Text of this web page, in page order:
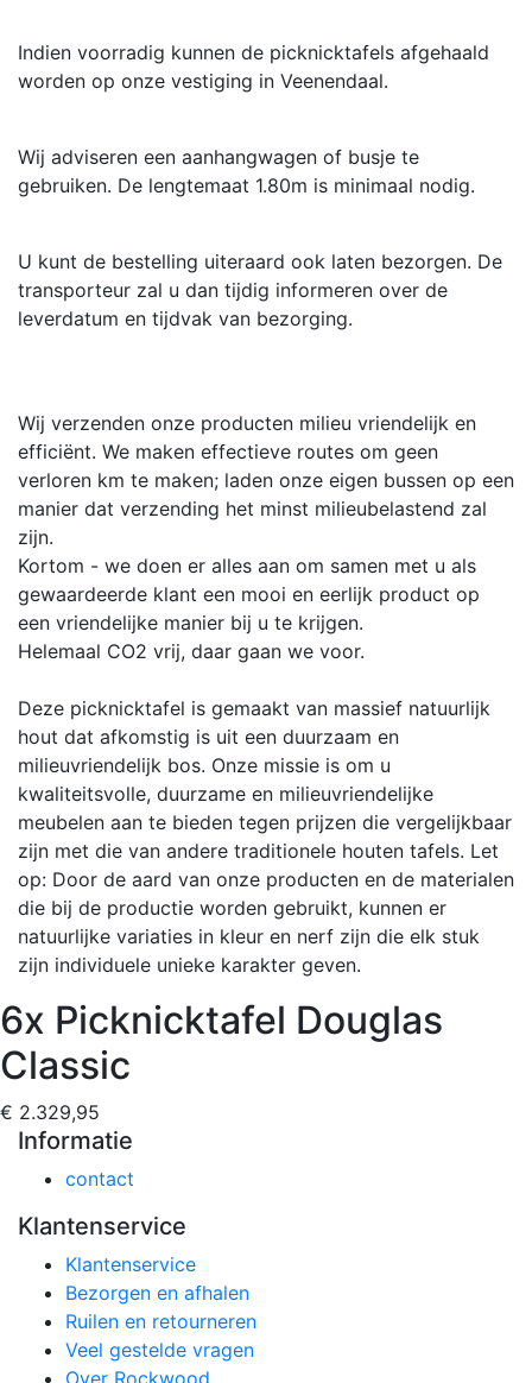
Indien voorradig kunnen de picknicktafels afgehaald
worden op onze vestiging in Veenendaal.
Wij adviseren een aanhangwagen of busje te
gebruiken. De lengtemaat 1.80m is minimaal nodig.
U kunt de bestelling uiteraard ook laten bezorgen. De
transporteur zal u dan tijdig informeren over de
leverdatum en tijdvak van bezorging.
Wij verzenden onze producten milieu vriendelijk en
efficiënt. We maken effectieve routes om geen
verloren km te maken; laden onze eigen bussen op een
manier dat verzending het minst milieubelastend zal
zijn.
Kortom - we doen er alles aan om samen met u als
gewaardeerde klant een mooi en eerlijk product op
een vriendelijke manier bij u te krijgen.
Helemaal CO2 vrij, daar gaan we voor.
Deze picknicktafel is gemaakt van massief natuurlijk
hout dat afkomstig is uit een duurzaam en
milieuvriendelijk bos. Onze missie is om u
kwaliteitsvolle, duurzame en milieuvriendelijke
meubelen aan te bieden tegen prijzen die vergelijkbaar
zijn met die van andere traditionele houten tafels. Let
op: Door de aard van onze producten en de materialen
die bij de productie worden gebruikt, kunnen er
natuurlijke variaties in kleur en nerf zijn die elk stuk
zijn individuele unieke karakter geven.
6x Picknicktafel Douglas
Classic
€ 2.329,95
Informatie
contact
Klantenservice
Klantenservice
Bezorgen en afhalen
Ruilen en retourneren
Veel gestelde vragen
Over Rockwood